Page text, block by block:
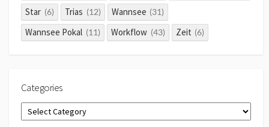
Star (6) Trias (12) Wannsee (31)
Wannsee Pokal (11) Workflow (43) Zeit (6)
Categories
Categories